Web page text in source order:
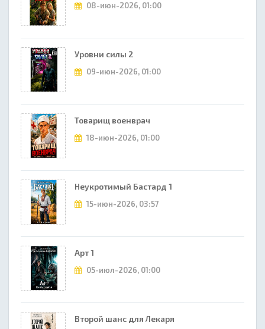
08-июн-2026, 01:00
Уровни силы 2
09-июн-2026, 01:00
Товарищ военврач
18-июн-2026, 01:00
Неукротимый Бастард 1
15-июн-2026, 03:57
Арт 1
05-июл-2026, 01:00
Второй шанс для Лекаря